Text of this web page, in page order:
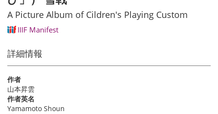
A Picture Album of Cildren's Playing Custom
IIIF Manifest
詳細情報
作者
山本昇雲
作者英名
Yamamoto Shoun